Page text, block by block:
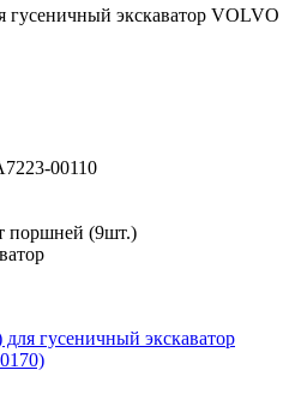
экскаватор VOLVO
00110
поршней (9шт.)